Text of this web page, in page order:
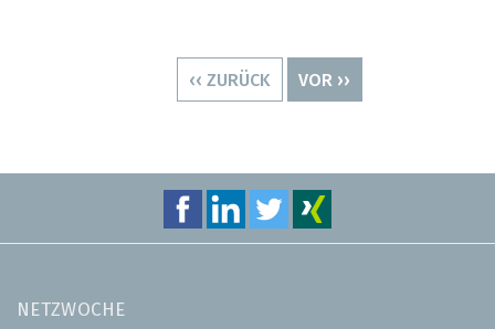
VORHERIGE
‹‹ ZURÜCK
NÄCHSTE
VOR ››
NETZWOCHE